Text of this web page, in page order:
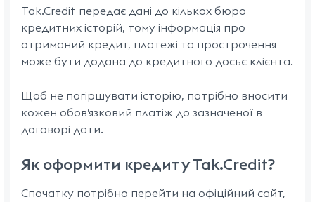
Tak.Credit передає дані до кількох бюро
кредитних історій, тому інформація про
отриманий кредит, платежі та прострочення
може бути додана до кредитного досьє клієнта.
Щоб не погіршувати історію, потрібно вносити
кожен обов’язковий платіж до зазначеної в
договорі дати.
Як оформити кредит у Tak.Credit?
Спочатку потрібно перейти на офіційний сайт,